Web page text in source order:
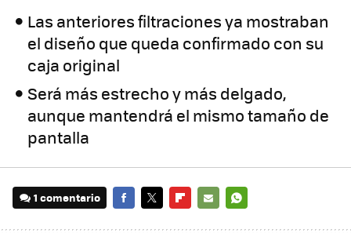
Las anteriores filtraciones ya mostraban
el diseño que queda confirmado con su
caja original
Será más estrecho y más delgado,
aunque mantendrá el mismo tamaño de
pantalla
1 comentario